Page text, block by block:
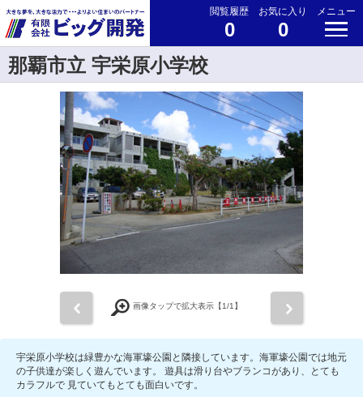
閲覧履歴
0
お気に入り
0
メニュー
那覇市立 宇栄原小学校
画像タップで拡大表示【1/1】
宇栄原小学校は緑豊かな海軍壕公園と隣接しています。海軍壕公園では地元
の子供達が楽しく遊んでいます。 遊具は滑り台やブランコがあり、とても
カラフルで 見ていてもとても面白いです。